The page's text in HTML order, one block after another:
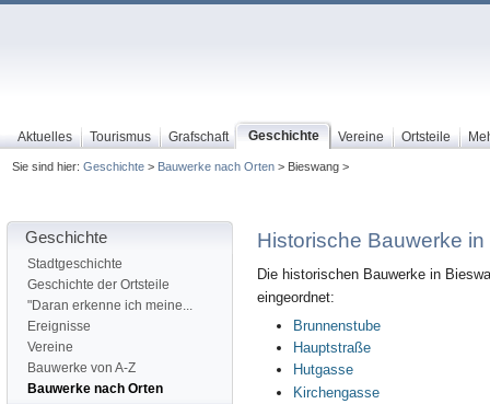
Aktuelles Tourismus Grafschaft Geschichte Vereine Ortsteile
Sie sind hier: Geschichte> Bauwerke nach Orten> Bieswang >
Geschichte
Stadtgeschichte
Geschichte der Ortsteile
"Daran erkenne ich meine...
Ereignisse
Vereine
Bauwerke von A-Z
Bauwerke nach Orten
Historische Bauwerke
Die historischen Bauwerke in
eingeordnet:
Brunnenstube
Hauptstraße
Hutgasse
Kirchengasse